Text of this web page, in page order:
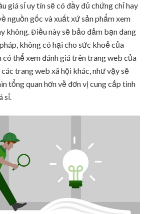
giá sỉ uy tín sẽ có đầy đủ chứng chỉ hay
nguồn gốc và xuất xứ sản phẩm xem
không. Điều này sẽ bảo đảm bạn đang
không có hại cho sức khoẻ của
có thể xem đánh giá trên trang web của
trang web xã hội khác, như vậy sẽ
tổng quan hơn về đơn vị cung cấp tinh
sỉ.